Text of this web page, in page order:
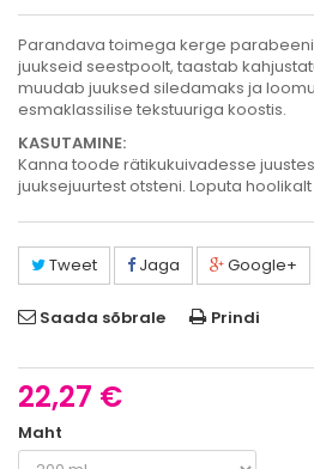
Parandava toimega kerge
juukseid seestpoolt, taastab
muudab juuksed siledamaks ja
esmaklassilise tekstuuriga koostis.
KASUTAMINE:
Kanna toode rätikukuivadesse
juuksejuurtest otsteni. Loputa
Tweet Jaga Google+
Saada sõbrale Prindi
22,27 €
Maht